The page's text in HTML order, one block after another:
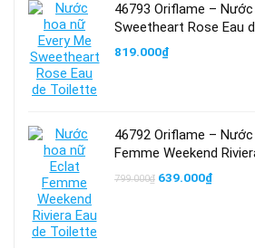
46793 Oriflame –
Sweetheart Rose Eau
819.000₫
46792 Oriflame –
Femme Weekend
799.000₫ Giá
639.000₫Giá